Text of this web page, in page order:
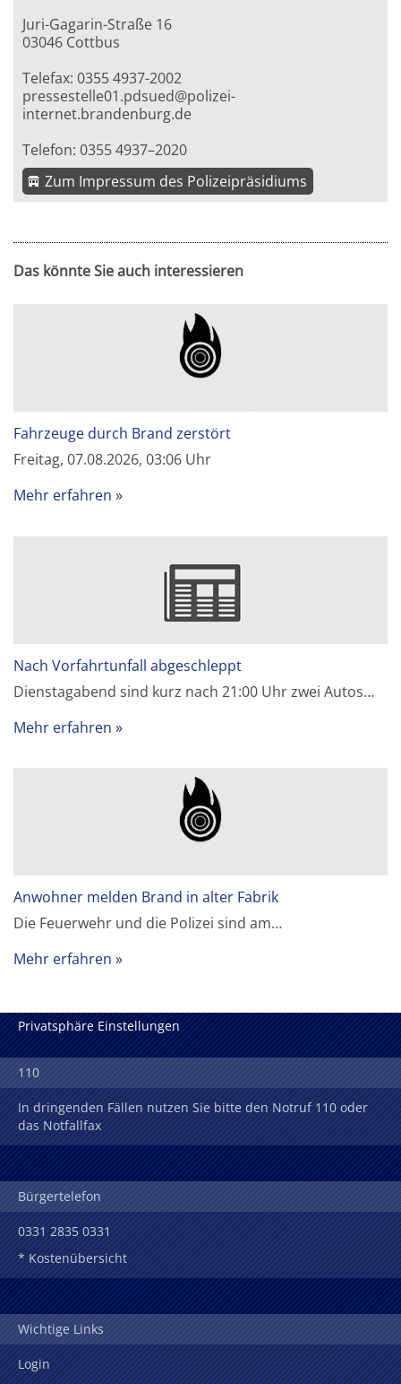
Juri-Gagarin-Straße 16
03046 Cottbus
Telefax: 0355 4937-2002
pressestelle01.pdsued@polizei-
internet.brandenburg.de
Telefon: 0355 4937–2020
Zum Impressum des Polizeipräsidiums
Das könnte Sie auch interessieren
Fahrzeuge durch Brand zerstört
Freitag, 07.08.2026, 03:06 Uhr
Mehr erfahren
Nach Vorfahrtunfall abgeschleppt
Dienstagabend sind kurz nach 21:00 Uhr zwei Autos…
Mehr erfahren
Anwohner melden Brand in alter Fabrik
Die Feuerwehr und die Polizei sind am…
Mehr erfahren
Privatsphäre Einstellungen
110
In dringenden Fällen nutzen Sie bitte den Notruf 110 oder
das Notfallfax
Bürgertelefon
0331 2835 0331
* Kostenübersicht
Wichtige Links
Login